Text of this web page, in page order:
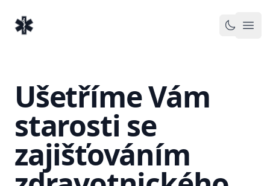
EventMedic.cz
Toggle
Ušetříme Vám
starosti se
zajišťováním